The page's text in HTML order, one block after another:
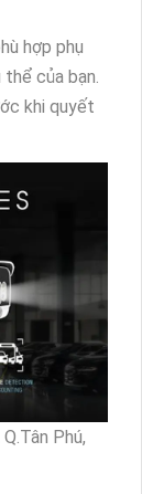
hợp phụ
của bạn.
khi quyết
Phú,